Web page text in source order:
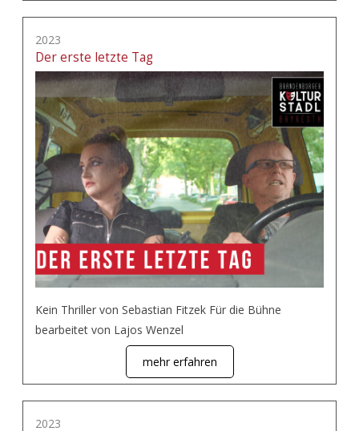
2023
Der erste letzte Tag
Kein Thriller von Sebastian Fitzek Für die Bühne
bearbeitet von Lajos Wenzel
mehr erfahren
2023